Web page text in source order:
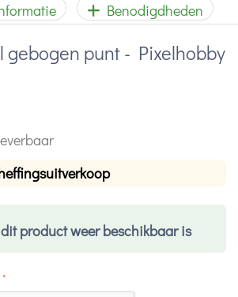
Benodigdheden
gebogen punt - Pixelhobby
product weer beschikbaar is